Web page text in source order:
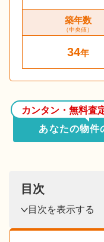
築年数
（中央値）
34年
カンタン・無料査
あなたの物件
目次
目次を表示する